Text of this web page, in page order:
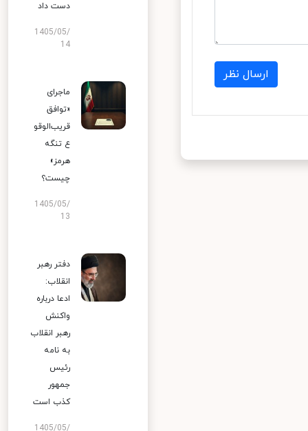
ارسال نظر
دست داد
1405/05/
14
ماجرای
«توافق
قریب‌الوقو
ع تنگه
هرمز»
چیست؟
1405/05/
13
دفتر رهبر
انقلاب:
ادعا درباره
واکنش
رهبر انقلاب
به نامه
رئیس
جمهور
کذب است
1405/05/